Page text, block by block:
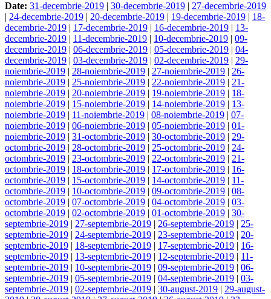
Date: 31-decembrie-2019 | 30-decembrie-2019 | 27-decembrie-2019
| 24-decembrie-2019 | 20-decembrie-2019 | 19-decembrie-2019 | 18-
decembrie-2019 | 17-decembrie-2019 | 16-decembrie-2019 | 13-
decembrie-2019 | 11-decembrie-2019 | 10-decembrie-2019 | 09-
decembrie-2019 | 06-decembrie-2019 | 05-decembrie-2019 | 04-
decembrie-2019 | 03-decembrie-2019 | 02-decembrie-2019 | 29-
noiembrie-2019 | 28-noiembrie-2019 | 27-noiembrie-2019 | 26-
noiembrie-2019 | 25-noiembrie-2019 | 22-noiembrie-2019 | 21-
noiembrie-2019 | 20-noiembrie-2019 | 19-noiembrie-2019 | 18-
noiembrie-2019 | 15-noiembrie-2019 | 14-noiembrie-2019 | 13-
noiembrie-2019 | 11-noiembrie-2019 | 08-noiembrie-2019 | 07-
noiembrie-2019 | 06-noiembrie-2019 | 05-noiembrie-2019 | 01-
noiembrie-2019 | 31-octombrie-2019 | 30-octombrie-2019 | 29-
octombrie-2019 | 28-octombrie-2019 | 25-octombrie-2019 | 24-
octombrie-2019 | 23-octombrie-2019 | 22-octombrie-2019 | 21-
octombrie-2019 | 18-octombrie-2019 | 17-octombrie-2019 | 16-
octombrie-2019 | 15-octombrie-2019 | 14-octombrie-2019 | 11-
octombrie-2019 | 10-octombrie-2019 | 09-octombrie-2019 | 08-
octombrie-2019 | 07-octombrie-2019 | 04-octombrie-2019 | 03-
octombrie-2019 | 02-octombrie-2019 | 01-octombrie-2019 | 30-
septembrie-2019 | 27-septembrie-2019 | 26-septembrie-2019 | 25-
septembrie-2019 | 24-septembrie-2019 | 23-septembrie-2019 | 20-
septembrie-2019 | 18-septembrie-2019 | 17-septembrie-2019 | 16-
septembrie-2019 | 13-septembrie-2019 | 12-septembrie-2019 | 11-
septembrie-2019 | 10-septembrie-2019 | 09-septembrie-2019 | 06-
septembrie-2019 | 05-septembrie-2019 | 04-septembrie-2019 | 03-
septembrie-2019 | 02-septembrie-2019 | 30-august-2019 | 29-august-